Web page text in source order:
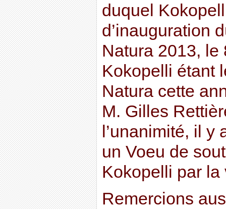
duquel
d’inauguration
Natura 2013, le
Kokopelli étant
Natura cette
M. Gilles
l’unanimité, il
un Voeu de
Kokopelli par
Remercions